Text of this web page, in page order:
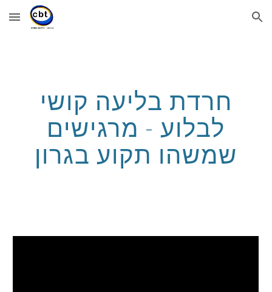
Skip to main content Skip to navigation
חרדת בליעה קושי
לבלוע - מרגישים
שמשהו תקוע בגרון